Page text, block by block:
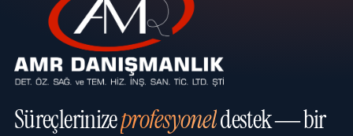
Süreçlerinizeprofesyoneldestek — bir